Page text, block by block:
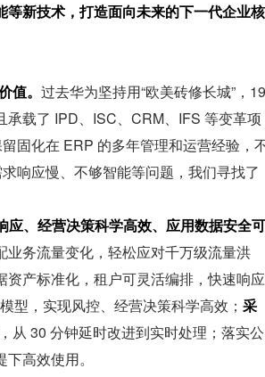
新技术，打造面向未来的下一代企业核
值。 过去华为坚持用“欧美砖修长城”，19
载了 IPD、ISC、CRM、IFS 等变革项
固化在 ERP 的多年管理和运营经验，
响应慢、不够智能等问题，我们寻找了
、经营决策科学高效、应用数据安全可
业务流量变化，轻松应对千万级流量洪
资产标准化，租户可灵活编排，快速响应
型，实现风控、经营决策科学高效； 采
从 30 分钟延时改进到实时处理；落实公
高效使用。